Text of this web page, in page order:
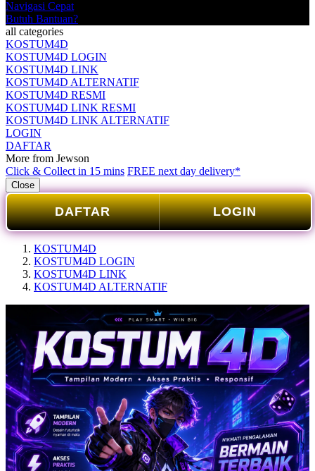
Navigasi Cepat
Butuh Bantuan?
all categories
KOSTUM4D
KOSTUM4D LOGIN
KOSTUM4D LINK
KOSTUM4D ALTERNATIF
KOSTUM4D RESMI
KOSTUM4D LINK RESMI
KOSTUM4D LINK ALTERNATIF
LOGIN
DAFTAR
More from Jewson
Click & Collect in 15 mins FREE next day delivery*
Close
DAFTAR LOGIN
KOSTUM4D
KOSTUM4D LOGIN
KOSTUM4D LINK
KOSTUM4D ALTERNATIF